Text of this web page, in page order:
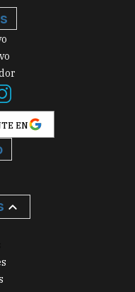
EN